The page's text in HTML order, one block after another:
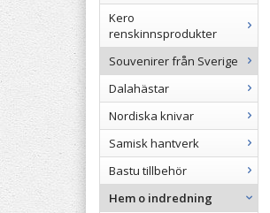
Kero
renskinnsprodukter
Souvenirer från Sverige
Dalahästar
Nordiska knivar
Samisk hantverk
Bastu tillbehör
Hem o indredning